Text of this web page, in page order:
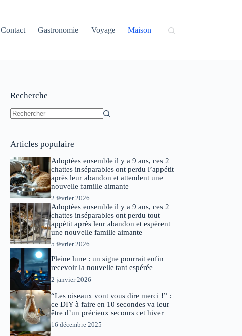
Contact Gastronomie Voyage Maison
Recherche
Articles populaire
Adoptées ensemble il y a 9 ans, ces 2
chattes inséparables ont perdu l’appétit
après leur abandon et attendent une
nouvelle famille aimante
2 février 2026
Adoptées ensemble il y a 9 ans, ces 2
chattes inséparables ont perdu tout
appétit après leur abandon et espèrent
une nouvelle famille aimante
5 février 2026
Pleine lune : un signe pourrait enfin
recevoir la nouvelle tant espérée
2 janvier 2026
“Les oiseaux vont vous dire merci !” :
ce DIY à faire en 10 secondes va leur
être d’un précieux secours cet hiver
16 décembre 2025